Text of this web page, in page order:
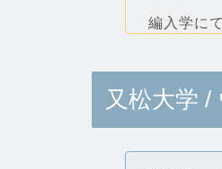
編入学に
又松大学 /